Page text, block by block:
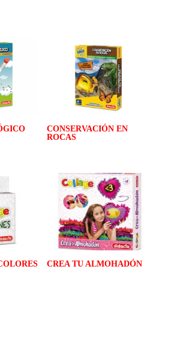
CONSERVACIÓN EN
ROCAS
CREA TU ALMOHADÓN